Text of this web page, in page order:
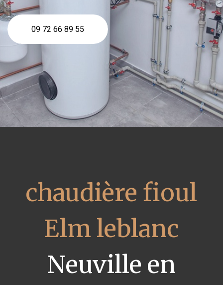
09 72 66 89 55
chaudière fioul
Elm leblanc
Neuville en